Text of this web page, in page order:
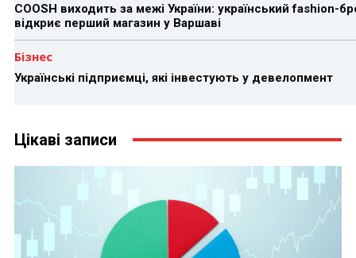
COOSH виходить за межі України: український fashion-
відкриє перший магазин у Варшаві
Бізнес
Українські підприємці, які інвестують у девелопмент
Цікаві записи